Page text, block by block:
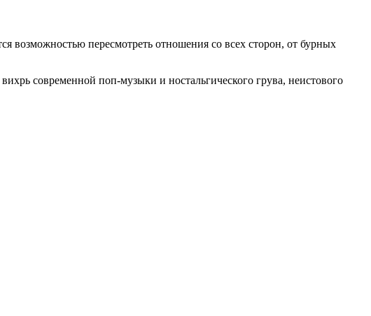
возможностью пересмотреть отношения со всех сторон, от бурных
современной поп-музыки и ностальгического грува, неистового